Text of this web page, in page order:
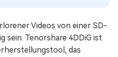
Videos von einer SD-
sein. Tenorshare 4DDiG ist
das